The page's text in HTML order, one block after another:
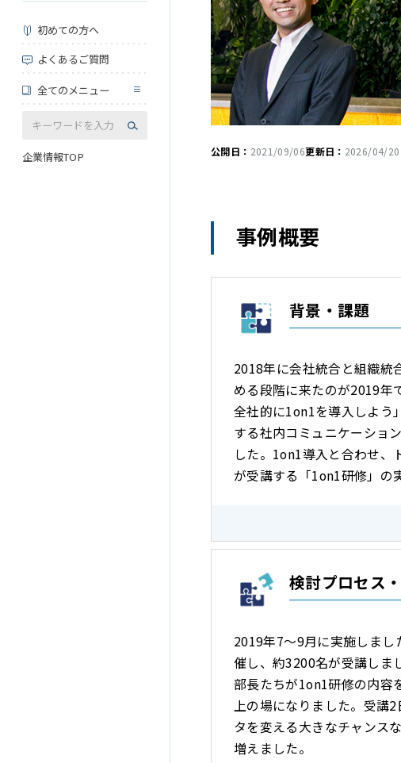
初めての方へ
よくあるご質問
全てのメニュー
企業情報TOP 公開日： 2021/09/06更新日： 2026/04/20
事例概要
背景・課題
2018年に会社統合と組織統
める段階に来たのが2019年
全社的に1on1を導入しよう
する社内コミュニケーショ
した。1on1導入と合わせ、
が受講する「1on1研修」の
検討プロセス
2019年7～9月に実施しま
催し、約3200名が受講しま
部長たちが1on1研修の内容
上の場になりました。受講
タを変える大きなチャンス
増えました。